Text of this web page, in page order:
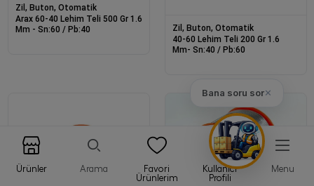
Bana soru sor✕
Ürünler Arama
Favori
Ürünlerim
Kullanıcı
Profili
Menu
Zil, Buton, Otomatik
Arax 60-40 Lehim Teli 500 Gr 1.6
Mm - Sn:60 / Pb:40
Zil, Buton, Otomatik
40-60 Lehim Teli 200 Gr 1.6
Mm- Sn:40 / Pb:60